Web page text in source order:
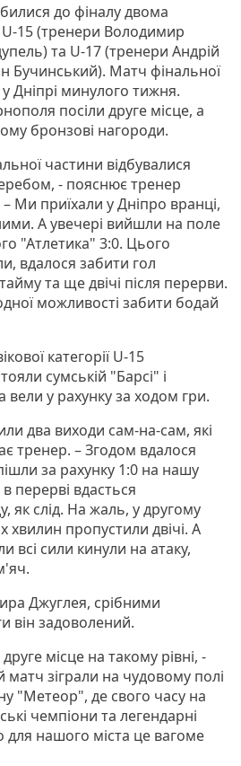
до фіналу двома
15 (тренери Володимир
та U-17 (тренери Андрій
Бучинський). Матч фінальної
Дніпрі минулого тижня.
посіли друге місце, а
бронзові нагороди.
частини відбувалися
- пояснює тренер
Ми приїхали у Дніпро вранці,
А увечері вийшли на поле
"Атлетика" 3:0. Цього
вдалося забити гол
та ще двічі після перерви.
можливості забити бодай
категорії U-15
сумській "Барсі" і
вели у рахунку за ходом гри.
два виходи сам-на-сам, які
тренер. – Згодом вдалося
за рахунку 1:0 на нашу
перерві вдасться
як слід. На жаль, у другому
хвилин пропустили двічі. А
всі сили кинули на атаку,
Джуглея, срібними
він задоволений.
місце на такому рівні, -
матч зіграли на чудовому полі
"Метеор", де свого часу на
чемпіони та легендарні
нашого міста це вагоме